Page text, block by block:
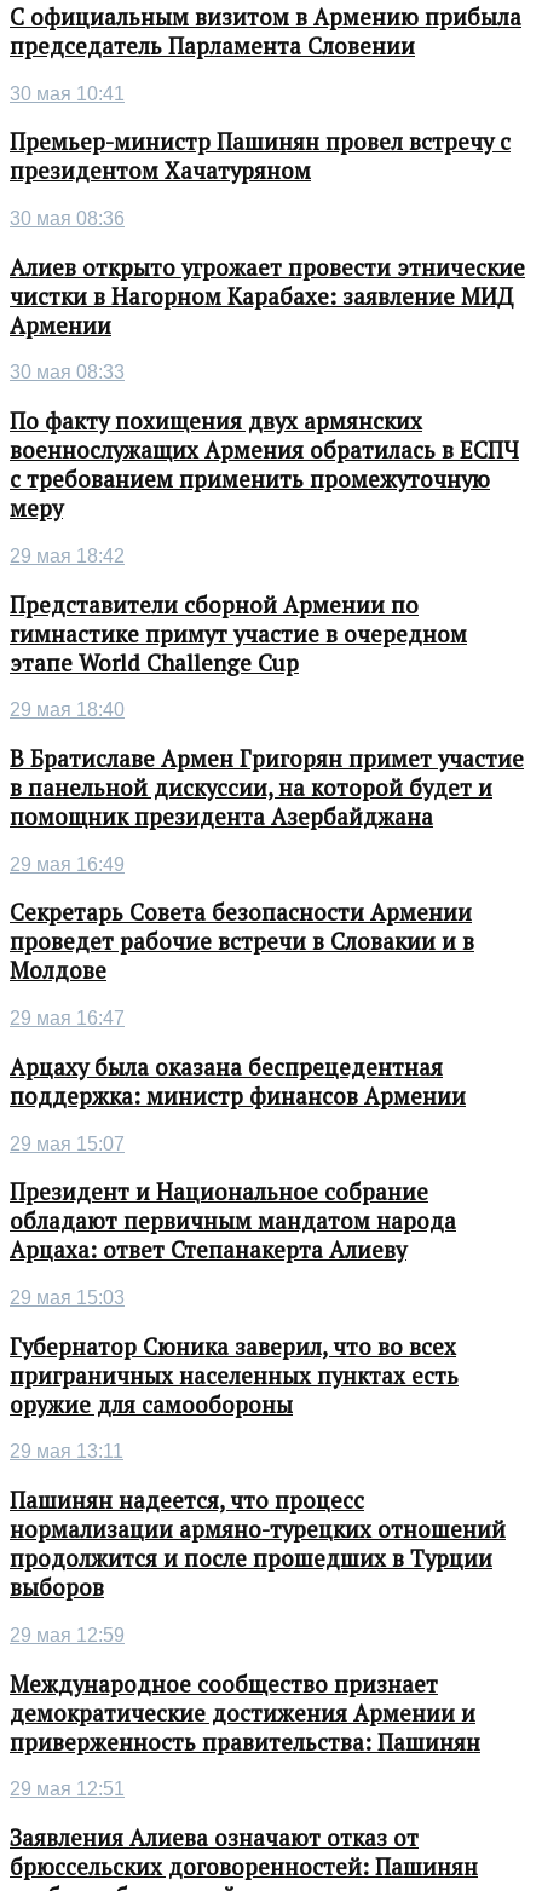
С официальным визитом в Армению прибыла
председатель Парламента Словении
30 мая 10:41
Премьер-министр Пашинян провел встречу с
президентом Хачатуряном
30 мая 08:36
Алиев открыто угрожает провести этнические
чистки в Нагорном Карабахе: заявление МИД
Армении
30 мая 08:33
По факту похищения двух армянских
военнослужащих Армения обратилась в ЕСПЧ
с требованием применить промежуточную
меру
29 мая 18:42
Представители сборной Армении по
гимнастике примут участие в очередном
этапе World Challenge Cup
29 мая 18:40
В Братиславе Армен Григорян примет участие
в панельной дискуссии, на которой будет и
помощник президента Азербайджана
29 мая 16:49
Секретарь Совета безопасности Армении
проведет рабочие встречи в Словакии и в
Молдове
29 мая 16:47
Арцаху была оказана беспрецедентная
поддержка: министр финансов Армении
29 мая 15:07
Президент и Национальное собрание
обладают первичным мандатом народа
Арцаха: ответ Степанакерта Алиеву
29 мая 15:03
Губернатор Сюника заверил, что во всех
приграничных населенных пунктах есть
оружие для самообороны
29 мая 13:11
Пашинян надеется, что процесс
нормализации армяно-турецких отношений
продолжится и после прошедших в Турции
выборов
29 мая 12:59
Международное сообщество признает
демократические достижения Армении и
приверженность правительства: Пашинян
29 мая 12:51
Заявления Алиева означают отказ от
брюссельских договоренностей: Пашинян